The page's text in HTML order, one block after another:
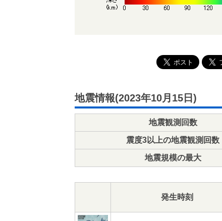
地震情報(2023年10月15日)
地震観測回数
震度3以上の地震観測回数
地震規模の最大
発生時刻